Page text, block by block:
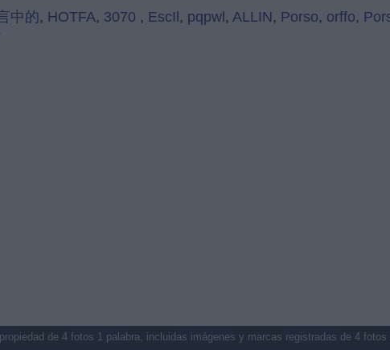
中的, HOTFA, 3070 , EscIl, pqpwl, ALLIN, Porso, orffo,
de 4 fotos 1 palabra, incluidas imágenes y marcas registradas de 4